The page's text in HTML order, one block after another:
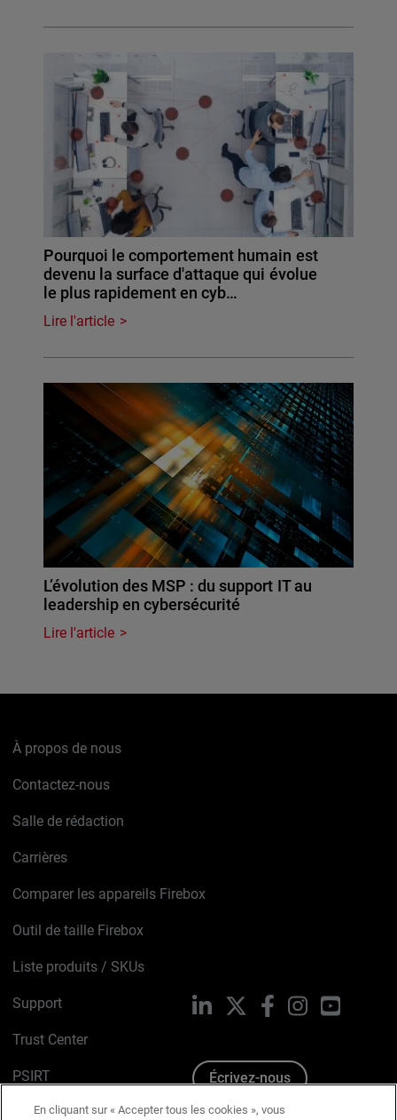
Pourquoi le comportement humain est
devenu la surface d'attaque qui évolue
le plus rapidement en cyb…
Lire l'article
L’évolution des MSP : du support IT au
leadership en cybersécurité
Lire l'article
À propos de nous
Contactez-nous
Salle de rédaction
Carrières
Comparer les appareils Firebox
Outil de taille Firebox
Liste produits / SKUs
Support
Trust Center
PSIRT
Avis sur les cookies
LinkedIn FacebookInstagramYouTube
Écrivez-nous
En cliquant sur « Accepter tous les cookies », vous